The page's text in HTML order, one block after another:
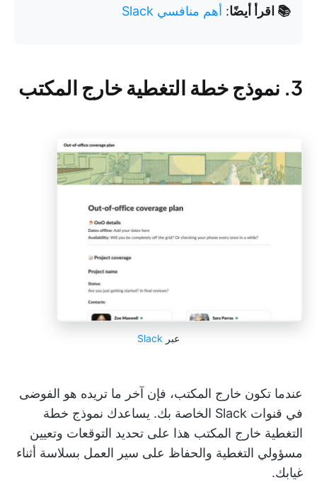
📚 اقرأ أيضًا: أهم منافسي Slack
3. نموذج خطة التغطية خارج المكتب
عبر Slack
عندما تكون خارج المكتب، فإن آخر ما تريده هو الفوضى
في قنوات Slack الخاصة بك. يساعدك نموذج خطة
التغطية خارج المكتب هذا على تحديد التوقعات وتعيين
مسؤولي التغطية والحفاظ على سير العمل بسلاسة أثناء
غيابك.